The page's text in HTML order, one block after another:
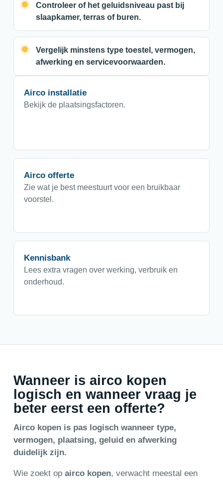
Controleer of het geluidsniveau past bij
slaapkamer, terras of buren.
Vergelijk minstens type toestel, vermogen,
afwerking en servicevoorwaarden.
Airco installatie
Bekijk de plaatsingsfactoren.
Airco offerte
Zie wat je best meestuurt voor een bruikbaar
voorstel.
Kennisbank
Lees extra vragen over werking, verbruik en
onderhoud.
Wanneer is airco kopen
logisch en wanneer vraag je
beter eerst een offerte?
Airco kopen is pas logisch wanneer type,
vermogen, plaatsing, geluid en afwerking
duidelijk zijn.
Wie zoekt op airco kopen, verwacht meestal een